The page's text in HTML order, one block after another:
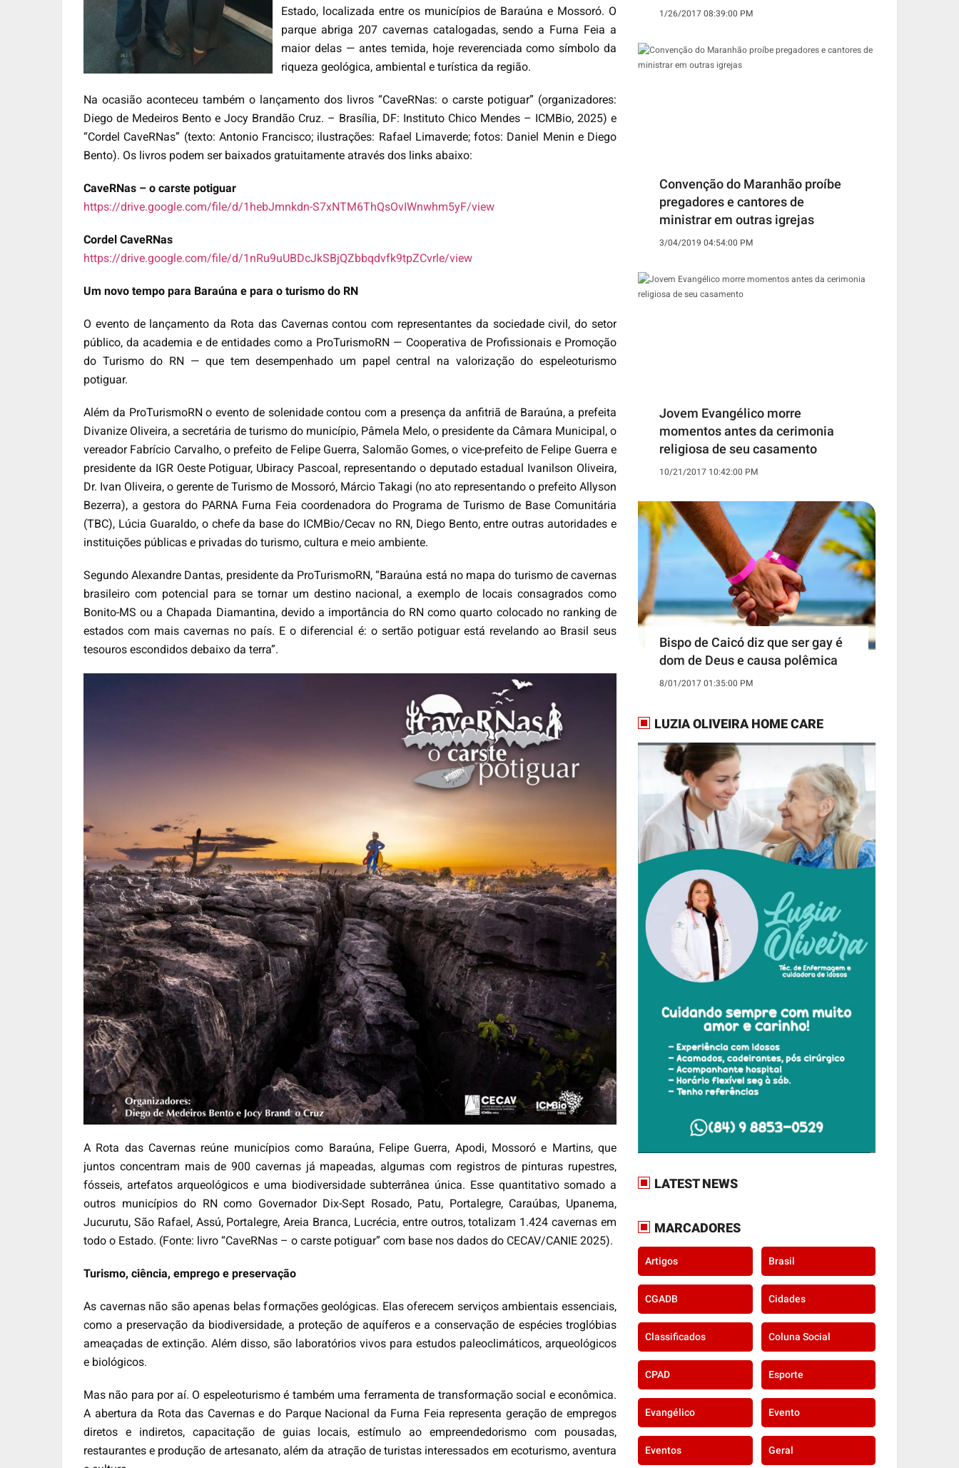
Estado, localizada entre os municípios de Baraúna e Mossoró. O
parque abriga 207 cavernas catalogadas, sendo a Furna Feia a
maior delas — antes temida, hoje reverenciada como símbolo da
riqueza geológica, ambiental e turística da região.
Na ocasião aconteceu também o lançamento dos livros “CaveRNas: o carste potiguar” (organizadores:
Diego de Medeiros Bento e Jocy Brandão Cruz. – Brasília, DF: Instituto Chico Mendes – ICMBio, 2025) e
“Cordel CaveRNas” (texto: Antonio Francisco; ilustrações: Rafael Limaverde; fotos: Daniel Menin e Diego
Bento). Os livros podem ser baixados gratuitamente através dos links abaixo:
CaveRNas – o carste potiguar
https://drive.google.com/file/d/1hebJmnkdn-S7xNTM6ThQsOvIWnwhm5yF/view
Cordel CaveRNas
https://drive.google.com/file/d/1nRu9uUBDcJkSBjQZbbqdvfk9tpZCvrle/view
Um novo tempo para Baraúna e para o turismo do RN
O evento de lançamento da Rota das Cavernas contou com representantes da sociedade civil, do setor
público, da academia e de entidades como a ProTurismoRN — Cooperativa de Profissionais e Promoção
do Turismo do RN — que tem desempenhado um papel central na valorização do espeleoturismo
potiguar.
Além da ProTurismoRN o evento de solenidade contou com a presença da anfitriã de Baraúna, a prefeita
Divanize Oliveira, a secretária de turismo do município, Pâmela Melo, o presidente da Câmara Municipal, o
vereador Fabrício Carvalho, o prefeito de Felipe Guerra, Salomão Gomes, o vice-prefeito de Felipe Guerra e
presidente da IGR Oeste Potiguar, Ubiracy Pascoal, representando o deputado estadual Ivanilson Oliveira,
Dr. Ivan Oliveira, o gerente de Turismo de Mossoró, Márcio Takagi (no ato representando o prefeito Allyson
Bezerra), a gestora do PARNA Furna Feia coordenadora do Programa de Turismo de Base Comunitária
(TBC), Lúcia Guaraldo, o chefe da base do ICMBio/Cecav no RN, Diego Bento, entre outras autoridades e
instituições públicas e privadas do turismo, cultura e meio ambiente.
Segundo Alexandre Dantas, presidente da ProTurismoRN, “Baraúna está no mapa do turismo de cavernas
brasileiro com potencial para se tornar um destino nacional, a exemplo de locais consagrados como
Bonito-MS ou a Chapada Diamantina, devido a importância do RN como quarto colocado no ranking de
estados com mais cavernas no país. E o diferencial é: o sertão potiguar está revelando ao Brasil seus
tesouros escondidos debaixo da terra”.
A Rota das Cavernas reúne municípios como Baraúna, Felipe Guerra, Apodi, Mossoró e Martins, que
juntos concentram mais de 900 cavernas já mapeadas, algumas com registros de pinturas rupestres,
fósseis, artefatos arqueológicos e uma biodiversidade subterrânea única. Esse quantitativo somado a
outros municípios do RN como Governador Dix-Sept Rosado, Patu, Portalegre, Caraúbas, Upanema,
Jucurutu, São Rafael, Assú, Portalegre, Areia Branca, Lucrécia, entre outros, totalizam 1.424 cavernas em
todo o Estado. (Fonte: livro “CaveRNas – o carste potiguar” com base nos dados do CECAV/CANIE 2025).
Turismo, ciência, emprego e preservação
As cavernas não são apenas belas formações geológicas. Elas oferecem serviços ambientais essenciais,
como a preservação da biodiversidade, a proteção de aquíferos e a conservação de espécies troglóbias
ameaçadas de extinção. Além disso, são laboratórios vivos para estudos paleoclimáticos, arqueológicos
e biológicos.
Mas não para por aí. O espeleoturismo é também uma ferramenta de transformação social e econômica.
A abertura da Rota das Cavernas e do Parque Nacional da Furna Feia representa geração de empregos
diretos e indiretos, capacitação de guias locais, estímulo ao empreendedorismo com pousadas,
restaurantes e produção de artesanato, além da atração de turistas interessados em ecoturismo, aventura
1/26/2017 08:39:00 PM
Convenção do Maranhão proíbe
pregadores e cantores de
ministrar em outras igrejas
3/04/2019 04:54:00 PM
Jovem Evangélico morre
momentos antes da cerimonia
religiosa de seu casamento
10/21/2017 10:42:00 PM
Bispo de Caicó diz que ser gay é
dom de Deus e causa polêmica
8/01/2017 01:35:00 PM
LUZIA OLIVEIRA HOME CARE
LATEST NEWS
MARCADORES
Artigos Brasil
CGADB Cidades
Classificados Coluna Social
CPAD Esporte
Evangélico Evento
Eventos Geral